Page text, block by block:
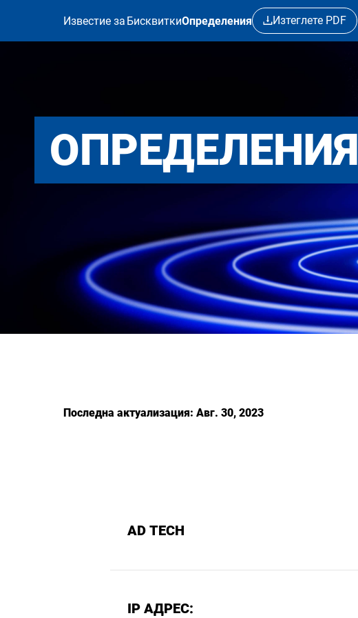
Известие за БисквиткиОпределения Изтеглете PDF
ОПРЕДЕЛЕНИЯ
Последна актуализация: Авг. 30, 2023
AD TECH
IP АДРЕС: